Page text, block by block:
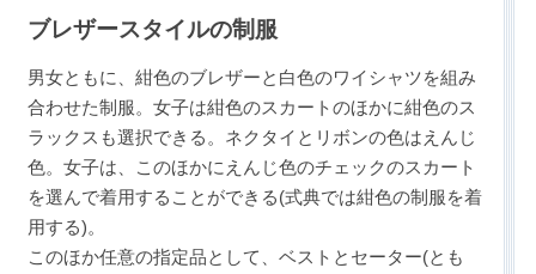
ブレザースタイルの制服
男女ともに、紺色のブレザーと白色のワイシャツを組み
合わせた制服。女子は紺色のスカートのほかに紺色のス
ラックスも選択できる。ネクタイとリボンの色はえんじ
色。女子は、このほかにえんじ色のチェックのスカート
を選んで着用することができる(式典では紺色の制服を着
用する)。
このほか任意の指定品として、ベストとセーター(とも